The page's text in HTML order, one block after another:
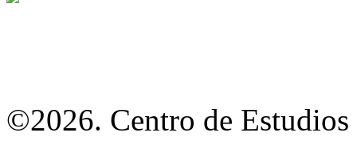
©2026. Centro de Estudios